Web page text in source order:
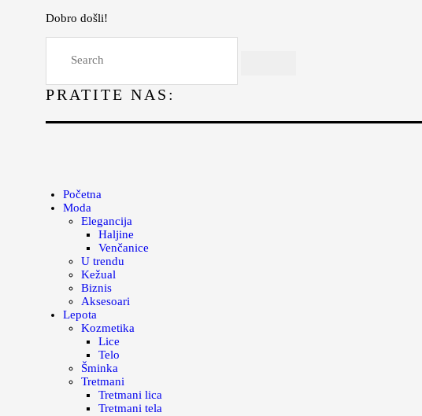
Dobro došli!
PRATITE NAS:
Početna
Moda
Elegancija
Haljine
Venčanice
U trendu
Kežual
Biznis
Aksesoari
Lepota
Kozmetika
Lice
Telo
Šminka
Tretmani
Tretmani lica
Tretmani tela
Lepota
Kuhinja
Magazin